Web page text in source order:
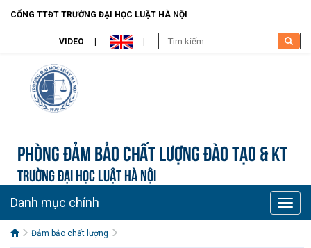
CỔNG TTĐT TRƯỜNG ĐẠI HỌC LUẬT HÀ NỘI
VIDEO
Phòng Đảm bảo chất lượng đào tạo & KT
TRƯỜNG ĐẠI HỌC LUẬT HÀ NỘI
Toggle
Danh mục chính
Đảm bảo chất lượng